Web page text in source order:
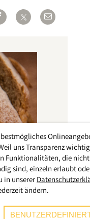
uns Transparenz
Funktionalitäten, die
sind, einzeln erlaubt
in unserer
ändern.